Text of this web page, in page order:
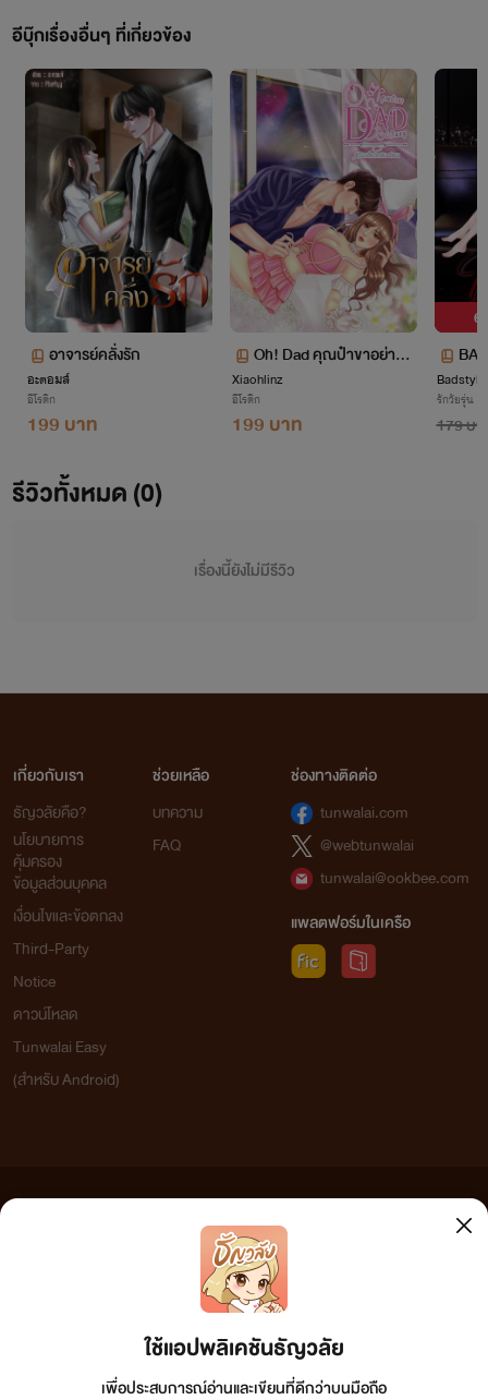
อีบุ๊กเรื่องอื่นๆ ที่เกี่ยวข้อง
อาจารย์คลั่งรัก
อะตอมส์
อีโรติก
199 บาท
Oh! Dad คุณป๋าขาอย่ากิน
หนู
Xiaohlinz
อีโรติก
199 บาท
6
ายปี
รักวัยรุ่น
179 บ
รีวิวทั้งหมด (0)
เรื่องนี้ยังไม่มีรีวิว
ใช้แอปพลิเคชันธัญวลัย
เพื่อประสบการณ์อ่านและเขียนที่ดีกว่าบนมือถือ
เกี่ยวกับเรา
ธัญวลัยคือ?
นโยบายการ
คุ้มครอง
ข้อมูลส่วนบุคคล
เงื่อนไขและข้อตกลง
Third-Party
Notice
ดาวน์โหลด
Tunwalai Easy
(สำหรับ Android)
ช่วยเหลือ
บทความ
FAQ
ช่องทางติดต่อ
tunwalai.com
@webtunwalai
tunwalai@ookbee.com
แพลตฟอร์มในเครือ
เว็บไซต์แห่งนี้ไม่ได้เห็นด้วยและไม่ขอรับผิดชอบต่อข้อความใดๆ ทั้งสิ้น ดังนั้นผู้อ่านทุกท่านโปรดใช้
วิจารณญาณในการกลั่นกรองด้วยตนเอง และหากท่านพบข้อความใดๆ ที่ขัดต่อกฎหมายและศีลธรรม
กรุณาแจ้งมาที่ tunwalai@ookbee.com เพื่อทีมงานจะได้ดำเนินการในทันที ทั้งนี้ ทางเว็บไซต์ขอสงวน
ลิขสิทธิ์ตามพระราชบัญญัติลิขสิทธิ์ (ฉบับเพิ่มเติม) พ.ศ.2558